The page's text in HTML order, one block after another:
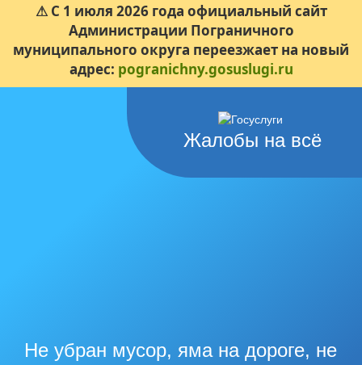
⚠ С 1 июля 2026 года официальный сайт
Администрации Пограничного
муниципального округа переезжает на новый
адрес: pogranichny.gosuslugi.ru
Жалобы на всё
Не убран мусор, яма на дороге, не